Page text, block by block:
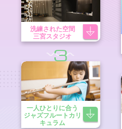
洗練された空間
三宮スタジオ
3
一人ひとりに合う
ジャズフルートカリ
キュラム